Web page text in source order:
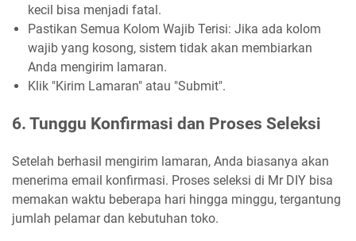
kecil bisa menjadi fatal.
Pastikan Semua Kolom Wajib Terisi: Jika ada kolom
wajib yang kosong, sistem tidak akan membiarkan
Anda mengirim lamaran.
Klik "Kirim Lamaran" atau "Submit".
6. Tunggu Konfirmasi dan Proses Seleksi
Setelah berhasil mengirim lamaran, Anda biasanya akan
menerima email konfirmasi. Proses seleksi di Mr DIY bisa
memakan waktu beberapa hari hingga minggu, tergantung
jumlah pelamar dan kebutuhan toko.